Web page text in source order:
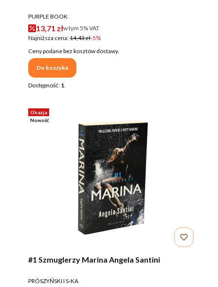
PRODUCENT
PURPLE BOOK
Cena promocyjna brutto
13,71 złw tym %s VAT
w tym 5%VAT
Najniższa cena:14,43 zł-5%
Ceny podane bez kosztów dostawy.
Do koszyka
Dostępność: 1
Okazja
Nowość
#1 Szmuglerzy Marina Angela Santini
PRODUCENT
PRÓSZYŃSKI I S-KA